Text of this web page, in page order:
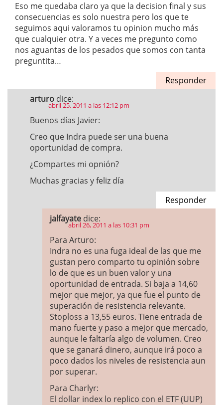
Eso me quedaba claro ya que la decision final y sus
consecuencias es solo nuestra pero los que te
seguimos aqui valoramos tu opinion mucho más
que cualquier otra. Y a veces me pregunto como
nos aguantas de los pesados que somos con tanta
preguntita…
Responder
arturo dice:
abril 25, 2011 a las 12:12 pm
Buenos días Javier:
Creo que Indra puede ser una buena
oportunidad de compra.
¿Compartes mi opnión?
Muchas gracias y feliz día
Responder
jalfayate dice:
abril 26, 2011 a las 10:31 pm
Para Arturo:
Indra no es una fuga ideal de las que me
gustan pero comparto tu opinión sobre
lo de que es un buen valor y una
oportunidad de entrada. Si baja a 14,60
mejor que mejor, ya que fue el punto de
superación de resistencia relevante.
Stoploss a 13,55 euros. Tiene entrada de
mano fuerte y paso a mejor que mercado,
aunque le faltaría algo de volumen. Creo
que se ganará dinero, aunque irá poco a
poco dados los niveles de resistencia aun
por superar.
Para Charlyr:
El dollar index lo replico con el ETF (UUP)